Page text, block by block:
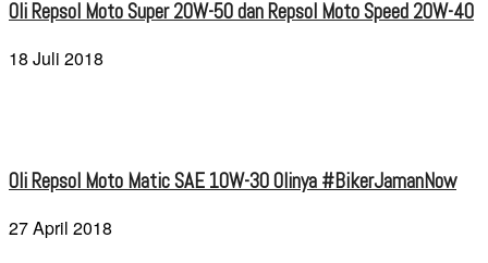
Oli Repsol Moto Super 20W-50 dan Repsol Moto Speed 20W-40
18 Juli 2018
Oli Repsol Moto Matic SAE 10W-30 Olinya #BikerJamanNow
27 April 2018